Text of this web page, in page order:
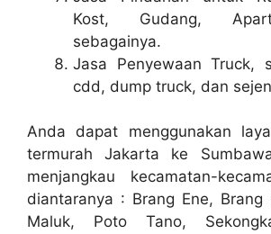
Kost, Gudang,
sebagainya.
Jasa Penyewaan Truck,
cdd, dump truck, dan
Anda dapat menggunakan
termurah Jakarta ke
menjangkau kecamatan-
diantaranya : Brang Ene, Brang
Maluk, Poto Tano,